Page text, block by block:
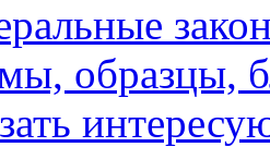
образцы,